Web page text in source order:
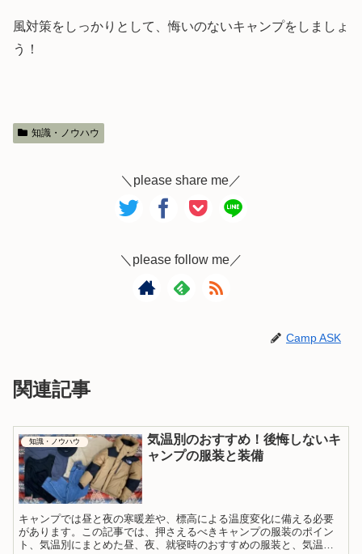
風対策をしっかりとして、悔いのないキャンプをしましょ
う！
知識・ノウハウ
＼please share me／
＼please follow me／
Camp ASK
関連記事
知識・ノウハウ
気温別のおすすめ！後悔しないキ
ャンプの服装と装備
キャンプでは昼と夜の寒暖差や、標高による温度変化に備える必要
があります。この記事では、押さえるべきキャンプの服装のポイン
ト、気温別にまとめた昼、夜、就寝時のおすすめの服装と、気温別